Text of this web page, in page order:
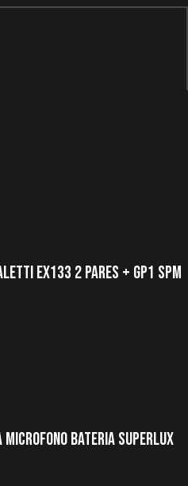
EX133 2 Pares + GP1 SPM
Microfono Bateria Superlux